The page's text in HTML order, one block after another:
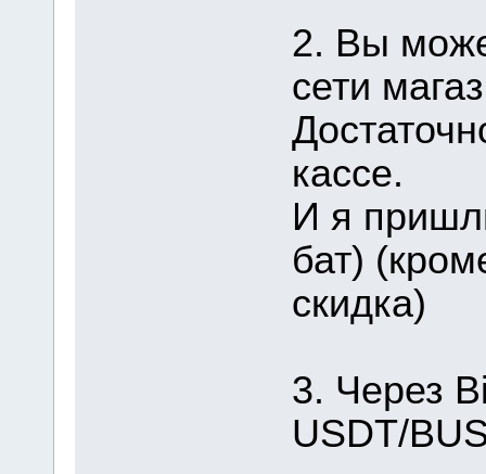
2. Вы
сети
кассе.
И я
бат)
скидка)
3. Через
USDT/